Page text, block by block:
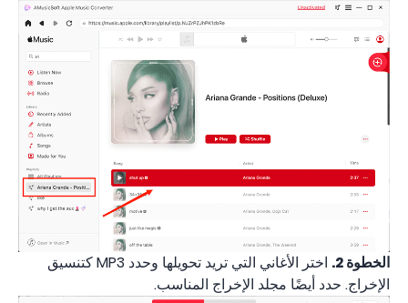
الخطوة 2.
اختر الأغاني التي تريد تحويلها وحدد MP3 كتنسيق
الإخراج. حدد أيضًا مجلد الإخراج المناسب.